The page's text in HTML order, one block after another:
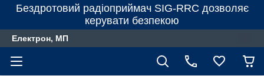
Бездротовий радіоприймач SIG-RRC дозволяє
керувати безпекою
Електрон, МП